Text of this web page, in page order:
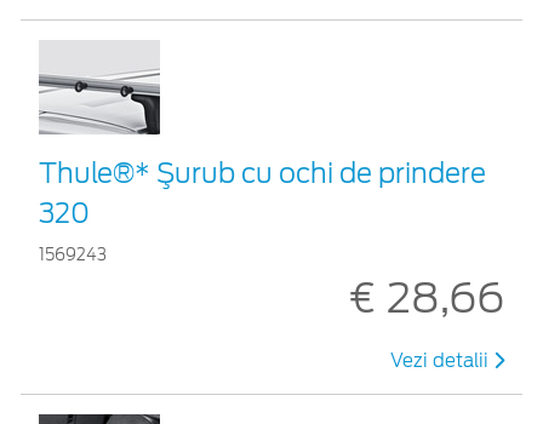
Thule®* Şurub cu ochi de prindere
320
1569243
€ 28,66
Vezi detalii